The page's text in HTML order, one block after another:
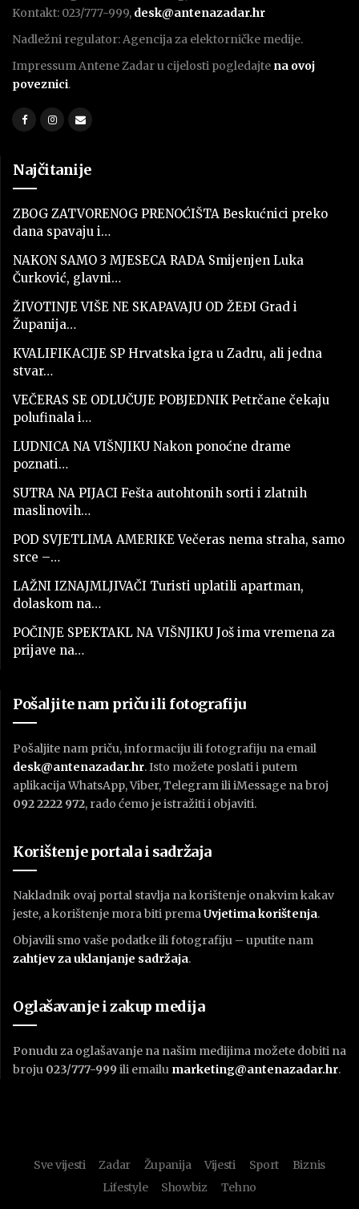
Kontakt: 023/777-999, desk@antenazadar.hr
Nadležni regulator: Agencija za elektorničke medije.
Impressum Antene Zadar u cijelosti pogledajte na ovoj
poveznici.
Najčitanije
ZBOG ZATVORENOG PRENOĆIŠTA Beskućnici preko
dana spavaju i…
NAKON SAMO 3 MJESECA RADA Smijenjen Luka
Čurković, glavni…
ŽIVOTINJE VIŠE NE SKAPAVAJU OD ŽEĐI Grad i
Županija…
KVALIFIKACIJE SP Hrvatska igra u Zadru, ali jedna
stvar…
VEČERAS SE ODLUČUJE POBJEDNIK Petrčane čekaju
polufinala i…
LUDNICA NA VIŠNJIKU Nakon ponoćne drame
poznati…
SUTRA NA PIJACI Fešta autohtonih sorti i zlatnih
maslinovih…
POD SVJETLIMA AMERIKE Večeras nema straha, samo
srce –…
LAŽNI IZNAJMLJIVAČI Turisti uplatili apartman,
dolaskom na…
POČINJE SPEKTAKL NA VIŠNJIKU Još ima vremena za
prijave na…
Pošaljite nam priču ili fotografiju
Pošaljite nam priču, informaciju ili fotografiju na email
desk@antenazadar.hr. Isto možete poslati i putem
aplikacija WhatsApp, Viber, Telegram ili iMessage na broj
092 2222 972, rado ćemo je istražiti i objaviti.
Korištenje portala i sadržaja
Nakladnik ovaj portal stavlja na korištenje onakvim kakav
jeste, a korištenje mora biti premaUvjetima korištenja.
Objavili smo vaše podatke ili fotografiju – uputite nam
zahtjev za uklanjanje sadržaja.
Oglašavanje i zakup medija
Ponudu za oglašavanje na našim medijima možete dobiti na
broju 023/777-999 ili emailu marketing@antenazadar.hr.
Sve vijesti Zadar Županija Vijesti Sport
Biznis
Lifestyle
Showbiz Tehno